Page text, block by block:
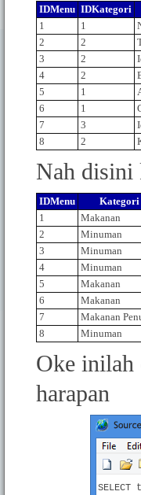
IDMenu IDKategori
1
1
2
2
3
2
4
2
5
1
6
1
7
3
8
2
Nah disini
IDMenu Kategori
1
Makanan
2
Minuman
3
Minuman
4
Minuman
5
Makanan
6
Makanan
7
Makanan
8
Minuman
Oke inilah
harapan